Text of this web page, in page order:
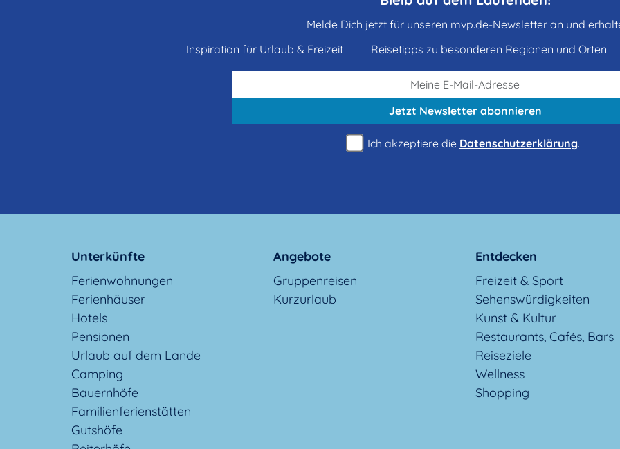
Melde Dich jetzt für unseren mvp.de-Newsletter an und
Inspiration für Urlaub & Freizeit
Reisetipps zu besonderen Regionen und Orten
Jetzt Newsletterabonnieren
Ich akzeptiere die Datenschutzerklärung.
Unterkünfte
Ferienwohnungen
Ferienhäuser
Hotels
Pensionen
Urlaub auf dem Lande
Camping
Bauernhöfe
Familienferienstätten
Gutshöfe
Angebote
Gruppenreisen
Kurzurlaub
Entdecken
Freizeit & Sport
Sehenswürdigkeiten
Kunst & Kultur
Restaurants, Cafés, Bars
Reiseziele
Wellness
Shopping